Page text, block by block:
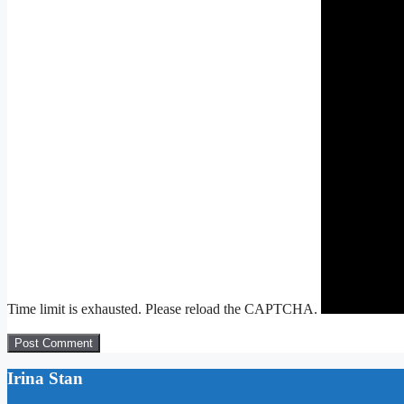
Time limit is exhausted. Please reload the CAPTCHA.
Irina Stan